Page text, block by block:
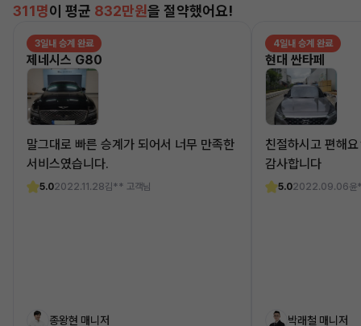
311명이 평균 832만원을 절약했어요!
3일내 승계 완료
제네시스 G80
말그대로 빠른 승계가 되어서 너무 만족한
서비스였습니다.
5.02022.11.28김** 고객님
종왕현 매니저
4일내 승계 완료
현대 싼타페
친절하시고 편해
감사합니다
5.02022.09.06윤
박래철 매니저